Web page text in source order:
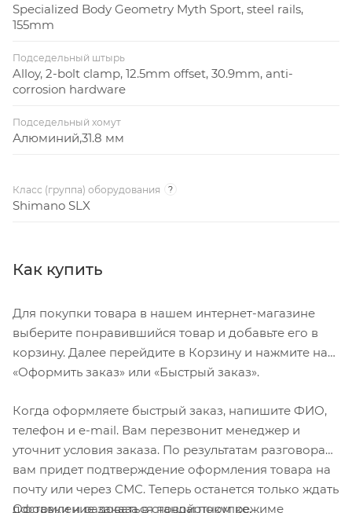
Specialized Body Geometry Myth Sport, steel rails,
155mm
Подседельный штырь
Alloy, 2-bolt clamp, 12.5mm offset, 30.9mm, anti-
corrosion hardware
Подседельный хомут
Алюминий,31.8 мм
Класс (группа) оборудования ?
Shimano SLX
Как купить
Для покупки товара в нашем интернет-магазине
выберите понравившийся товар и добавьте его в
корзину. Далее перейдите в Корзину и нажмите на
«Оформить заказ» или «Быстрый заказ».
Когда оформляете быстрый заказ, напишите ФИО,
телефон и e-mail. Вам перезвонит менеджер и
уточнит условия заказа. По результатам разговора
вам придет подтверждение оформления товара на
почту или через СМС. Теперь останется только ждать
доставки и радоваться новой покупке.
Оформление заказа в стандартном режиме